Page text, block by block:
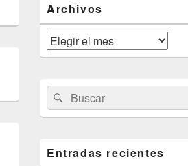
área
de
widget
barra
lateral
Archivos
Archivos
Buscar
por:
Buscar
Entradas recientes